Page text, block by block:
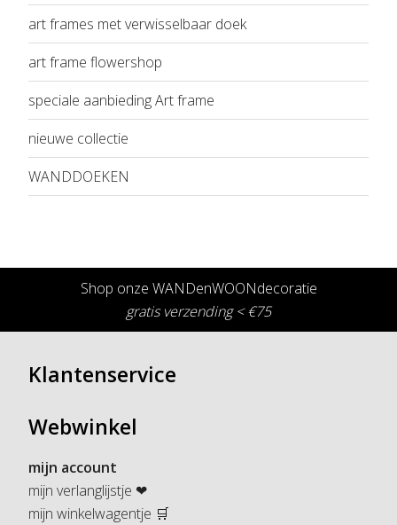
art frames met verwisselbaar doek
art frame flowershop
speciale aanbieding Art frame
nieuwe collectie
WANDDOEKEN
Shop onze WANDenWOONdecoratie
gratis verzending < €75
Klantenservice
Webwinkel
mijn account
mijn verlanglijstje ❤
mijn winkelwagentje 🛒